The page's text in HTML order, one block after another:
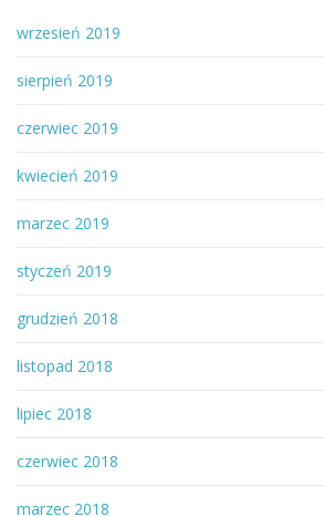
wrzesień 2019
sierpień 2019
czerwiec 2019
kwiecień 2019
marzec 2019
styczeń 2019
grudzień 2018
listopad 2018
lipiec 2018
czerwiec 2018
marzec 2018